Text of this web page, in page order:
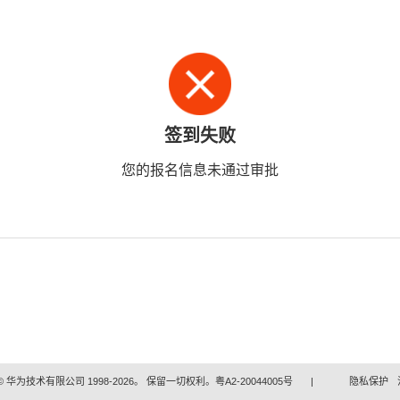
签到失败
您的报名信息未通过审批
华为技术有限公司 1998-2026。 保留一切权利。粤A2-20044005号 | 隐私保护